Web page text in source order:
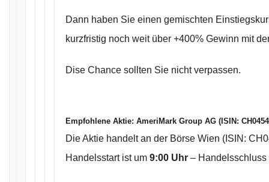
Dann haben Sie einen gemischten
kurzfristig noch weit über +400% Gewinn mit
Dise Chance sollten Sie nicht verpassen.
Empfohlene Aktie: AmeriMark Group AG (ISIN:
Die Aktie handelt an der Börse Wien (ISIN:
Handelsstart ist um 9:00 Uhr – Handelsschluss